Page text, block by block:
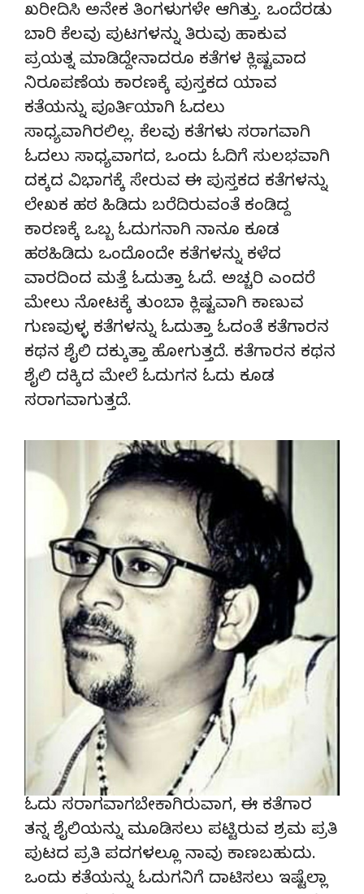
ಖರೀದಿಸಿ ಅನೇಕ ತಿಂಗಳುಗಳೇ ಆಗಿತ್ತು. ಒಂದೆರಡು
ಬಾರಿ ಕೆಲವು ಪುಟಗಳನ್ನು ತಿರುವು ಹಾಕುವ
ಪ್ರಯತ್ನ ಮಾಡಿದ್ದೇನಾದರೂ ಕತೆಗಳ ಕ್ಲಿಷ್ಟವಾದ
ನಿರೂಪಣೆಯ ಕಾರಣಕ್ಕೆ ಪುಸ್ತಕದ ಯಾವ
ಕತೆಯನ್ನು ಪೂರ್ತಿಯಾಗಿ ಓದಲು
ಸಾಧ್ಯವಾಗಿರಲಿಲ್ಲ. ಕೆಲವು ಕತೆಗಳು ಸರಾಗವಾಗಿ
ಓದಲು ಸಾಧ್ಯವಾಗದ, ಒಂದು ಓದಿಗೆ ಸುಲಭವಾಗಿ
ದಕ್ಕದ ವಿಭಾಗಕ್ಕೆ ಸೇರುವ ಈ ಪುಸ್ತಕದ ಕತೆಗಳನ್ನು
ಲೇಖಕ ಹಠ ಹಿಡಿದು ಬರೆದಿರುವಂತೆ ಕಂಡಿದ್ದ
ಕಾರಣಕ್ಕೆ ಒಬ್ಬ ಓದುಗನಾಗಿ ನಾನೂ ಕೂಡ
ಹಠಹಿಡಿದು ಒಂದೊಂದೇ ಕತೆಗಳನ್ನು ಕಳೆದ
ವಾರದಿಂದ ಮತ್ತೆ ಓದುತ್ತಾ ಓದೆ. ಅಚ್ಚರಿ ಎಂದರೆ
ಮೇಲು ನೋಟಕ್ಕೆ ತುಂಬಾ ಕ್ಲಿಷ್ಟವಾಗಿ ಕಾಣುವ
ಗುಣವುಳ್ಳ ಕತೆಗಳನ್ನು ಓದುತ್ತಾ ಓದಂತೆ ಕತೆಗಾರನ
ಕಥನ ಶೈಲಿ ದಕ್ಕುತ್ತಾ ಹೋಗುತ್ತದೆ. ಕತೆಗಾರನ ಕಥನ
ಶೈಲಿ ದಕ್ಕಿದ ಮೇಲೆ ಓದುಗನ ಓದು ಕೂಡ
ಸರಾಗವಾಗುತ್ತದೆ.
ಓದು ಸರಾಗವಾಗಬೇಕಾಗಿರುವಾಗ, ಈ ಕತೆಗಾರ
ತನ್ನ ಶೈಲಿಯನ್ನು ಮೂಡಿಸಲು ಪಟ್ಟಿರುವ ಶ್ರಮ ಪ್ರತಿ
ಪುಟದ ಪ್ರತಿ ಪದಗಳಲ್ಲೂ ನಾವು ಕಾಣಬಹುದು.
ಒಂದು ಕತೆಯನ್ನು ಓದುಗನಿಗೆ ದಾಟಿಸಲು ಇಷ್ಟೆಲ್ಲಾ